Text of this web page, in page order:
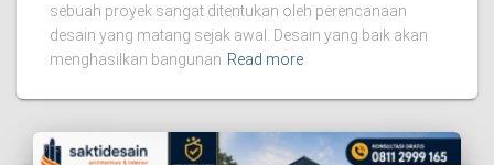
sebuah proyek sangat ditentukan oleh perencanaan
desain yang matang sejak awal. Desain yang baik akan
menghasilkan bangunan Read more